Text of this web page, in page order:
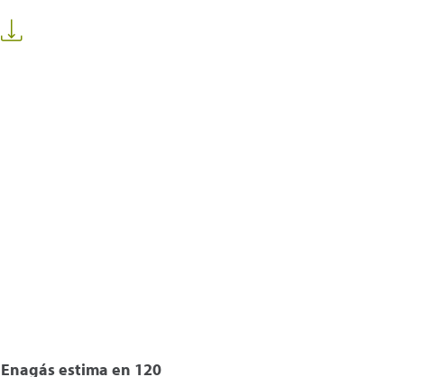
Enagás estima en 120